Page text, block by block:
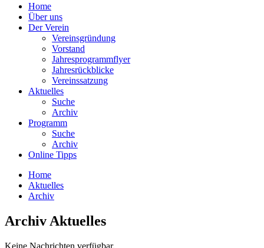
Home
Über uns
Der Verein
Vereinsgründung
Vorstand
Jahresprogrammflyer
Jahresrückblicke
Vereinssatzung
Aktuelles
Suche
Archiv
Programm
Suche
Archiv
Online Tipps
Home
Aktuelles
Archiv
Archiv Aktuelles
Keine Nachrichten verfügbar.